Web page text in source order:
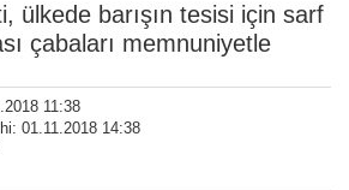
ülkede barışın tesisi için sarf
çabaları memnuniyetle
11:38
01.11.2018 14:38